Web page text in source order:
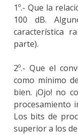
1º.- Que la
100 dB.
característica
parte).
2º.- Que el
como mínimo
bien. ¡Ojo! no
procesamiento
Los bits de
superior a los